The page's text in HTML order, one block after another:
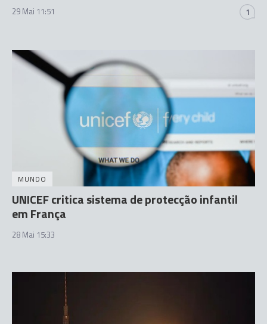
29 Mai 11:51 1
MUNDO
UNICEF critica sistema de protecção infantil
em França
28 Mai 15:33